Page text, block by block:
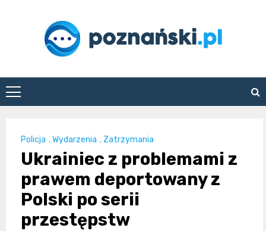
poznanski.pl
Policja ,Wydarzenia , Zatrzymania
Ukrainiec z problemami z
prawem deportowany z
Polski po serii
przestępstw